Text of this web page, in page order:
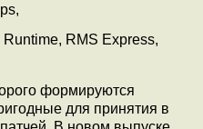
RMS Express,
формируются
для принятия в